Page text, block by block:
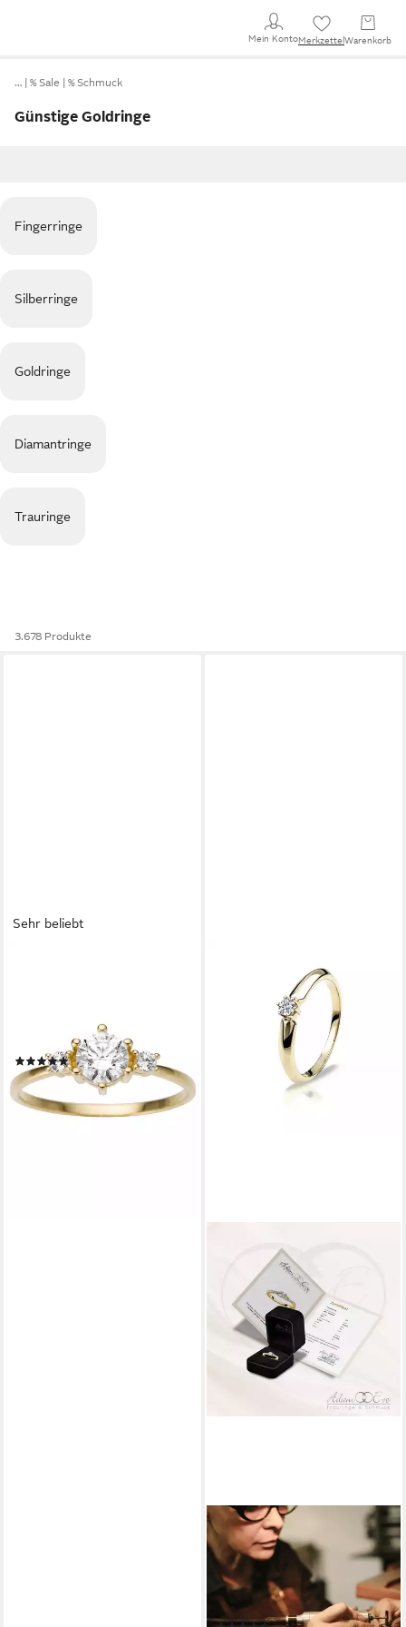
Mein KontoMerkzettel Warenkorb
… % Sale % Schmuck
Günstige Goldringe
Fingerringe
Silberringe
Goldringe
Diamantringe
Trauringe
3.678 Produkte
Sehr beliebt
Verlobungsring Goldring
Solitär, mit Zirkonia (synth)
(37)
ab 210,47 € UVP236,48 €
-11%
lieferbar - in 1-2 Werktagen bei dir
ADAM & EVE
Verlobungsring 375/-
Gelbgold oder Weißgold 0,08
ct. - Brillantring (mit Ringbox,
Diamantring, AE07), inklusive